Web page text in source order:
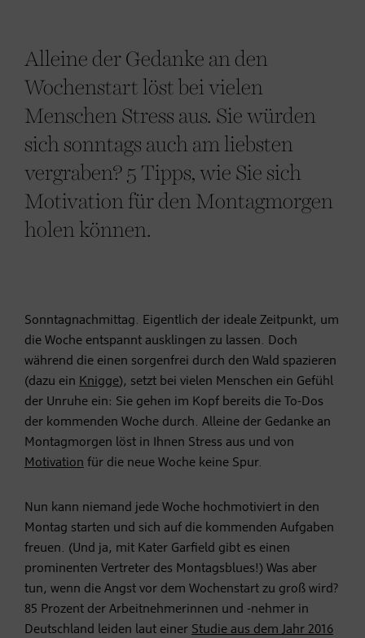
Alleine der Gedanke an den
Wochenstart löst bei vielen
Menschen Stress aus. Sie würden
sich sonntags auch am liebsten
vergraben? 5 Tipps, wie Sie sich
Motivation für den Montagmorgen
holen können.
Sonntagnachmittag. Eigentlich der ideale Zeitpunkt, um
die Woche entspannt ausklingen zu lassen. Doch
während die einen sorgenfrei durch den Wald spazieren
(dazu ein Knigge), setzt bei vielen Menschen ein Gefühl
der Unruhe ein: Sie gehen im Kopf bereits die To-Dos
der kommenden Woche durch. Alleine der Gedanke an
Montagmorgen löst in Ihnen Stress aus und von
Motivation für die neue Woche keine Spur.
Nun kann niemand jede Woche hochmotiviert in den
Montag starten und sich auf die kommenden Aufgaben
freuen. (Und ja, mit Kater Garfield gibt es einen
prominenten Vertreter des Montagsblues!) Was aber
tun, wenn die Angst vor dem Wochenstart zu groß wird?
85 Prozent der Arbeitnehmerinnen und -nehmer in
Deutschland leiden laut einer Studie aus dem Jahr 2016